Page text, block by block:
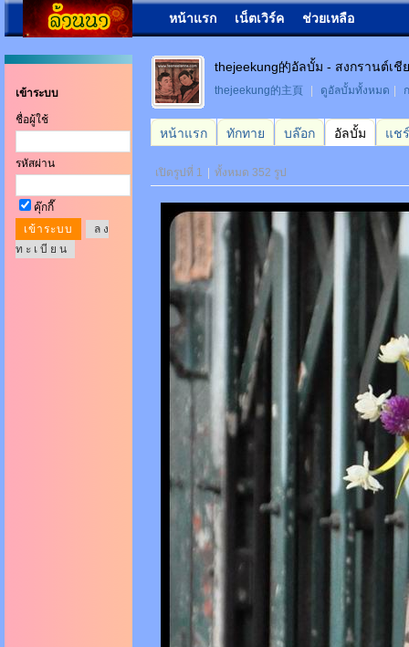
หน้าแรก เน็ตเวิร์ค ช่วยเหลือ
เข้าระบบ
ชื่อผู้ใช้
รหัสผ่าน
คุ๊กกี๊
ล ง
ท ะ เ บี ย น
thejeekung的อัลบั้ม - สงกรานต์เชี
thejeekung的主頁 ดูอัลบั้มทั้งหมด
หน้าแรก ทักทาย บล๊อก อัลบั้ม แชร์
เปิดรูปที่ 1 ทั้งหมด 352 รูป